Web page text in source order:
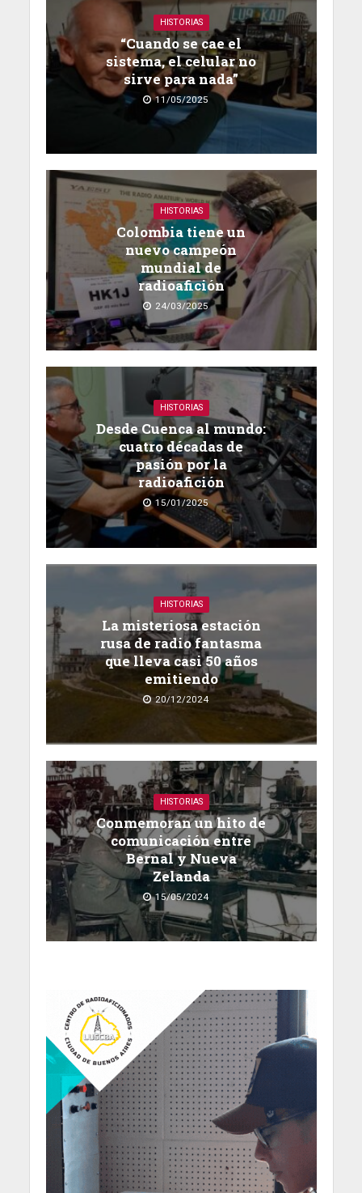
HISTORIAS
“Cuando se cae el
sistema, el celular no
sirve para nada”
11/05/2025
HISTORIAS
Colombia tiene un
nuevo campeón
mundial de
radioafición
24/03/2025
HISTORIAS
Desde Cuenca al mundo:
cuatro décadas de
pasión por la
radioafición
15/01/2025
HISTORIAS
La misteriosa estación
rusa de radio fantasma
que lleva casi 50 años
emitiendo
20/12/2024
HISTORIAS
Conmemoran un hito de
comunicación entre
Bernal y Nueva
Zelanda
15/05/2024